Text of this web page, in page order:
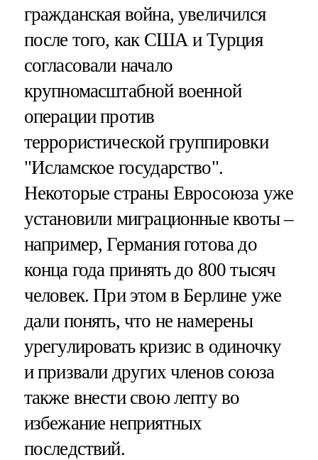
гражданская война, увеличился
после того, как США и Турция
согласовали начало
крупномасштабной военной
операции против
террористической группировки
"Исламское государство".
Некоторые страны Евросоюза уже
установили миграционные квоты –
например, Германия готова до
конца года принять до 800 тысяч
человек. При этом в Берлине уже
дали понять, что не намерены
урегулировать кризис в одиночку
и призвали других членов союза
также внести свою лепту во
избежание неприятных
последствий.